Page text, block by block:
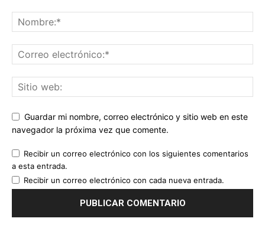
Guardar mi nombre, correo electrónico y sitio web en este
navegador la próxima vez que comente.
Recibir un correo electrónico con los siguientes comentarios
a esta entrada.
Recibir un correo electrónico con cada nueva entrada.